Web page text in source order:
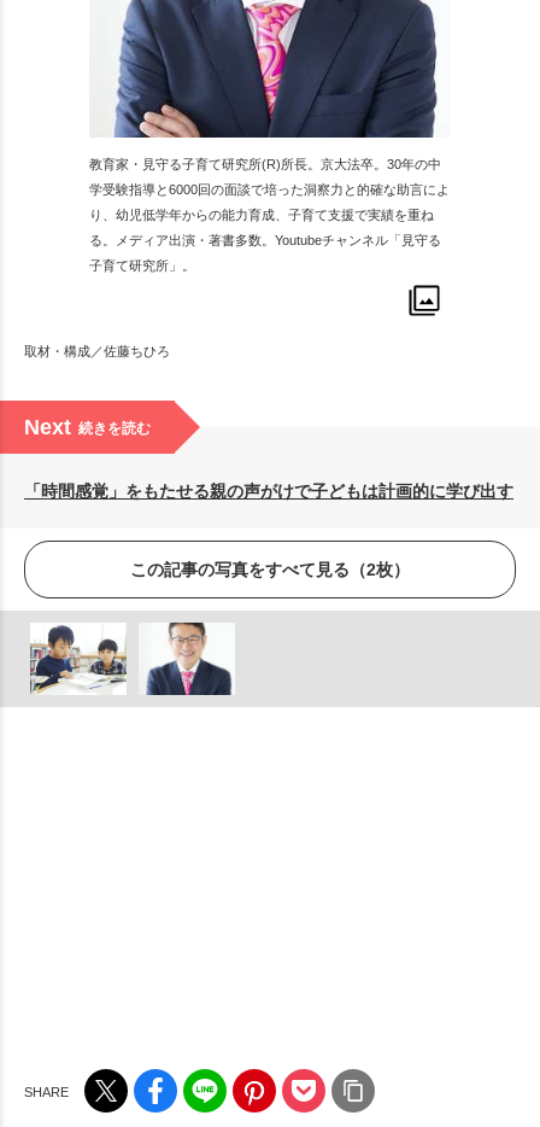
教育家・見守る子育て研究所(R)所長。京大法卒。30年の中
学受験指導と6000回の面談で培った洞察力と的確な助言によ
り、幼児低学年からの能力育成、子育て支援で実績を重ね
る。メディア出演・著書多数。Youtubeチャンネル「見守る
子育て研究所」。
取材・構成／佐藤ちひろ
Next 続きを読む
「時間感覚」をもたせる親の声がけで子どもは計画的に学び出す
この記事の写真をすべて見る（2枚）